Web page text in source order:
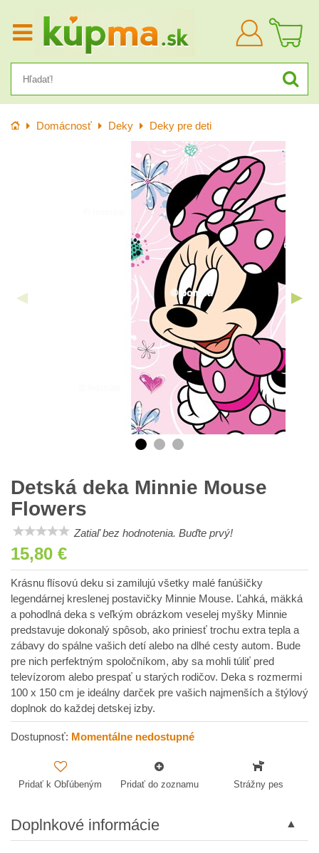
Prihlásiť
sa
Úvod Domácnosť Deky Deky pre deti
Detská deka Minnie Mouse
Flowers
Zatiaľ bez hodnotenia. Buďte prvý!
15,80 €
Krásnu flísovú deku si zamilujú všetky malé fanúšičky
legendárnej kreslenej postavičky Minnie Mouse. Ľahká, mäkká
a pohodlná deka s veľkým obrázkom veselej myšky Minnie
predstavuje dokonalý spôsob, ako priniesť trochu extra tepla a
zábavy do spálne vašich detí alebo na dlhé cesty autom. Bude
pre nich perfektným spoločníkom, aby sa mohli túliť pred
televízorom alebo prespať u starých rodičov. Deka s rozmermi
100 x 150 cm je ideálny darček pre vašich najmenších a štýlový
doplnok do každej detskej izby.
Dostupnosť: Momentálne nedostupné
Pridať k Obľúbeným Pridať do zoznamu Strážny pes
Doplnkové informácie